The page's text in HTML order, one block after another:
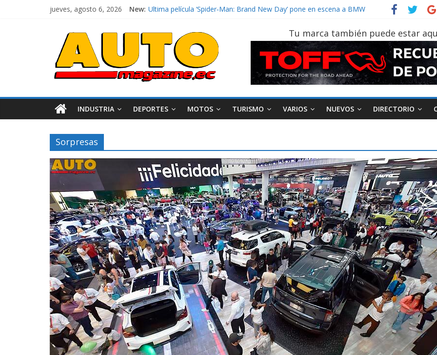
jueves, agosto 6, 2026 New: El costo de tener un vehículo gana protagonismo a la hora de decidir
¿Qué puede pasar con tu vehículo si permanece varios días sin usar?
La Vuelta al Ecuador 2026, edición 47ª, recorre 7 provincias en 8 días
La FEDAK recibe 12 Sinotruk Bolden para cubrir las rutas de La Vuelta
Tu marca también puede estar
INDUSTRIA DEPORTES MOTOS TURISMO VARIOS NUEVOS DIRECTORIO
Sorpresas
Movilidad Varios
GM reafirma su
compromiso con movilidad
más segura y conectada
Movilidad Turismo Varios
¿Qué puede pasar con tu
vehículo si permanece
varios días sin usar?
AEADE Industria Motociclismo
Movilidad
Campaña busca cambiar
destino de los
en la región